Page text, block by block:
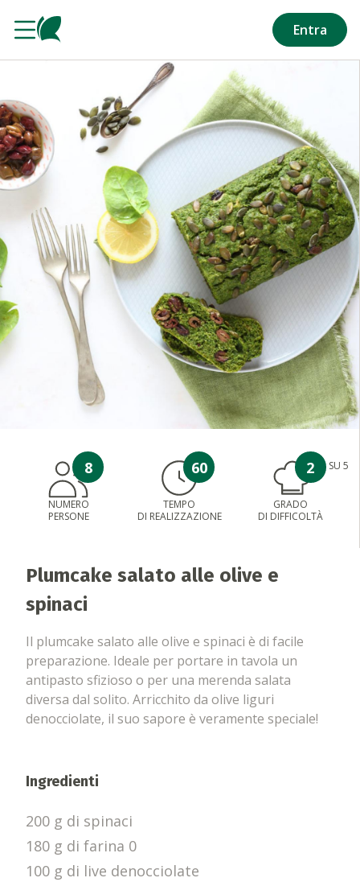
Entra
8
NUMERO
PERSONE
60
TEMPO
DI REALIZZAZIONE
2 SU 5
GRADO
DI DIFFICOLTÀ
Plumcake salato alle olive e
spinaci
Il plumcake salato alle olive e spinaci è di facile
preparazione. Ideale per portare in tavola un
antipasto sfizioso o per una merenda salata
diversa dal solito. Arricchito da olive liguri
denocciolate, il suo sapore è veramente speciale!
Ingredienti
200 g di spinaci
180 g di farina 0
100 g di live denocciolate